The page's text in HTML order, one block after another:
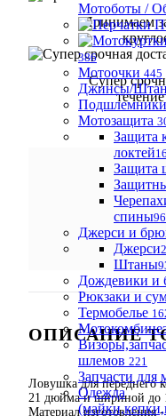
Мотоботы /
386
Мотоочки 445
Джинсы/
Мотозащита
Защита
локтей
Защита
спины96
Джерси и
Джерси
Штаны
Дождевики и
Рюкзаки и
Термобелье
шлемов 221
Запчасти для
Одежда
Принимаем
Супер
ОПИСАНИЕ
Ловушка для переднего
21 дюйма и шириной до
Материал изготовления